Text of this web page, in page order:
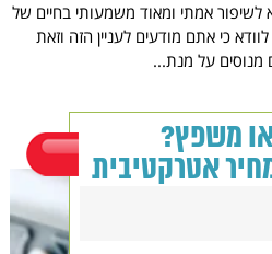
משפץ?
אטרקטיבית
לשיפור אמתי ומאוד משמעותי בחיים של
כי אתם מודעים לעניין הזה וזאת
מנוסים על מנת...